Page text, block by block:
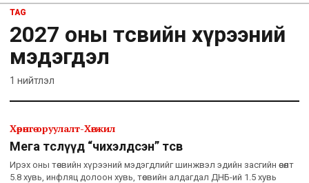
TAG
2027 оны төсвийн хүрээний
мэдэгдэл
1 нийтлэл
Хөрөнгө оруулалт-Хөгжил
Мега төслүүд “чихэлдсэн” төсөв
Ирэх оны төсвийн хүрээний мэдэгдлийг шинжвэл эдийн засгийн өсөлт
5.8 хувь, инфляц долоон хувь, төсвийн алдагдал ДНБ-ий 1.5 хувь